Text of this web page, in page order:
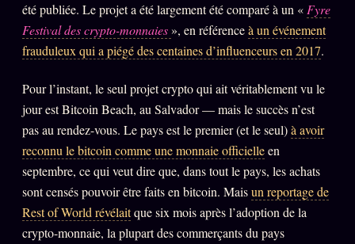
FAQ
Corrections · Erratum
llms.txt
été publiée. Le projet a été largement été comparé à un « Fyre
Festival des crypto-monnaies», en référenceà un événement
frauduleux qui a piégé des centaines d’influenceurs en 2017.
Pour l’instant, le seul projet crypto qui ait véritablement vu le
jour est Bitcoin Beach, au Salvador — mais le succès n’est
pas au rendez-vous. Le pays est le premier (et le seul)à avoir
reconnu le bitcoin comme une monnaie officielleen
septembre, ce qui veut dire que, dans tout le pays, les achats
sont censés pouvoir être faits en bitcoin. Maisun reportage de
Rest of World révélaitque six mois après l’adoption de la
crypto-monnaie, la plupart des commerçants du pays